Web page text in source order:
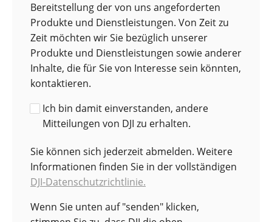
Bereitstellung der von uns angeforderten
Produkte und Dienstleistungen. Von Zeit zu
Zeit möchten wir Sie bezüglich unserer
Produkte und Dienstleistungen sowie anderer
Inhalte, die für Sie von Interesse sein könnten,
kontaktieren.
Ich bin damit einverstanden, andere
Mitteilungen von DJI zu erhalten.
Sie können sich jederzeit abmelden. Weitere
Informationen finden Sie in der vollständigen
DJI-Datenschutzrichtlinie.
Wenn Sie unten auf "senden" klicken,